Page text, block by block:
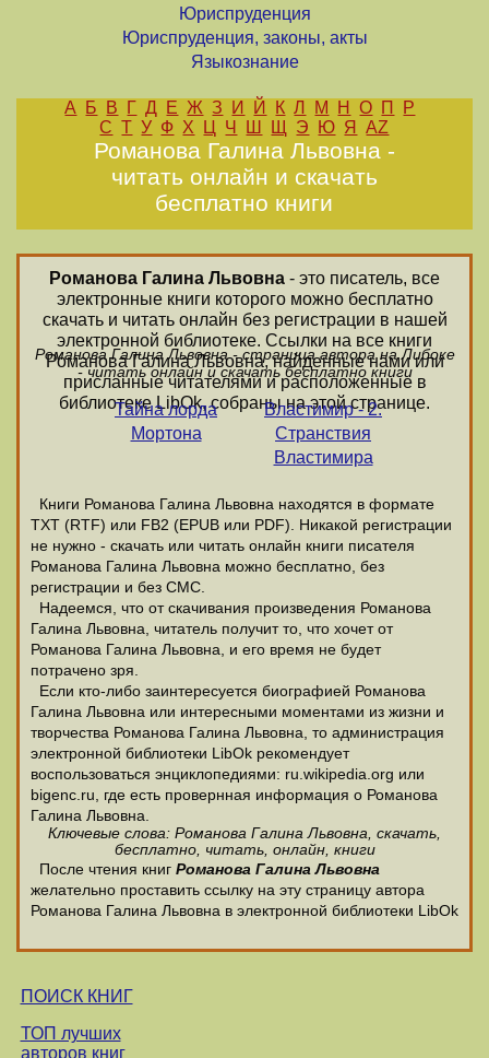
Юриспруденция
Юриспруденция, законы, акты
Языкознание
А Б В Г Д Е Ж З И Й К Л М Н О П
Р
С Т У Ф Х Ц Ч Ш Щ Э Ю Я AZ
Романова Галина Львовна -
читать онлайн и скачать
бесплатно книги
Романова Галина Львовна - это писатель, все
электронные книги которого можно бесплатно
скачать и читать онлайн без регистрации в нашей
электронной библиотеке. Ссылки на все книги
Романова Галина Львовна, найденные нами или
присланные читателями и расположенные в
библиотеке LibOk, собраны на этой странице.
Романова Галина Львовна - страница автора на Либоке
- читать онлайн и скачать бесплатно книги
Тайна лорда
Мортона
Властимир - 2.
Странствия
Властимира
Книги Романова Галина Львовна находятся в формате
ТХТ (RTF) или FB2 (EPUB или PDF). Никакой регистрации
не нужно - скачать или читать онлайн книги писателя
Романова Галина Львовна можно бесплатно, без
регистрации и без СМС.
Надеемся, что от скачивания произведения Романова
Галина Львовна, читатель получит то, что хочет от
Романова Галина Львовна, и его время не будет
потрачено зря.
Если кто-либо заинтересуется биографией Романова
Галина Львовна или интересными моментами из жизни и
творчества Романова Галина Львовна, то администрация
электронной библиотеки LibOk рекомендует
воспользоваться энциклопедиями: ru.wikipedia.org или
bigenc.ru, где есть провернная информация о Романова
Галина Львовна.
Ключевые слова: Романова Галина Львовна, скачать,
бесплатно, читать, онлайн, книги
После чтения книг Романова Галина Львовна
желательно проставить ссылку на эту страницу автора
Романова Галина Львовна в электронной библиотеки LibOk
ПОИСК КНИГ
ТОП лучших
авторов книг